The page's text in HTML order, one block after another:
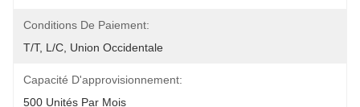
Conditions De Paiement:
T/T, L/C, Union Occidentale
Capacité D'approvisionnement:
500 Unités Par Mois